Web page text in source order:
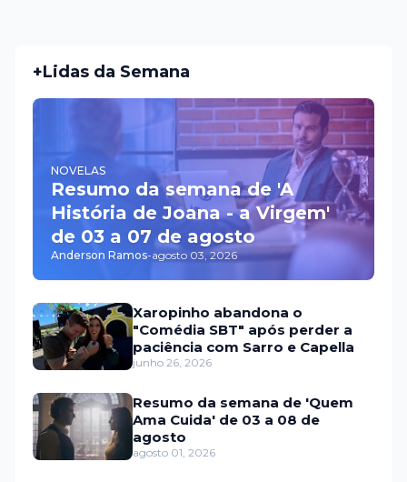
+Lidas da Semana
NOVELAS
Resumo da semana de 'A
História de Joana - a Virgem'
de 03 a 07 de agosto
Anderson Ramos-agosto 03, 2026
Xaropinho abandona o
"Comédia SBT" após perder a
paciência com Sarro e Capella
junho 26, 2026
Resumo da semana de 'Quem
Ama Cuida' de 03 a 08 de
agosto
agosto 01, 2026